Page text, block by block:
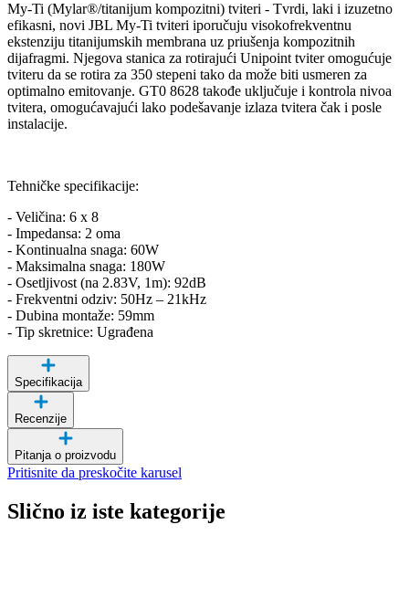
My-Ti (Mylar®/titanijum kompozitni) tviteri - Tvrdi, laki i izuzetno
efikasni, novi JBL My-Ti tviteri iporučuju visokofrekventnu
ekstenziju titanijumskih membrana uz priušenja kompozitnih
dijafragmi. Njegova stanica za rotirajući Unipoint tviter omogućuje
tviteru da se rotira za 350 stepeni tako da može biti usmeren za
optimalno emitovanje. GT0 8628 takođe uključuje i kontrola nivoa
tvitera, omogućavajući lako podešavanje izlaza tvitera čak i posle
instalacije.
Tehničke specifikacije:
- Veličina: 6 x 8
- Impedansa: 2 oma
- Kontinualna snaga: 60W
- Maksimalna snaga: 180W
- Osetljivost (na 2.83V, 1m): 92dB
- Frekventni odziv: 50Hz – 21kHz
- Dubina montaže: 59mm
- Tip skretnice: Ugrađena
Specifikacija
Recenzije
Pitanja o proizvodu
Pritisnite da preskočite karusel
Slično iz iste kategorije